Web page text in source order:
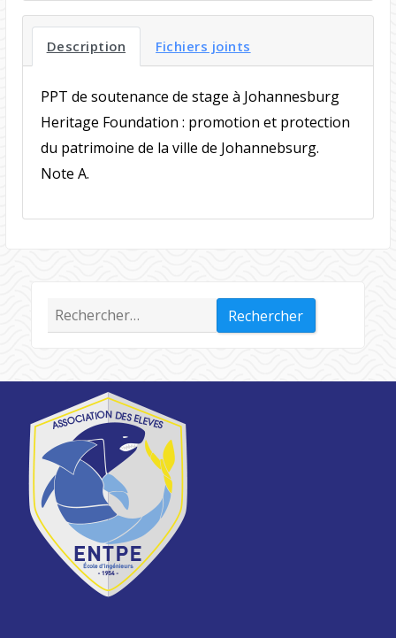
Description Fichiers joints
PPT de soutenance de stage à Johannesburg
Heritage Foundation : promotion et protection
du patrimoine de la ville de Johannebsurg.
Note A.
Rechercher :